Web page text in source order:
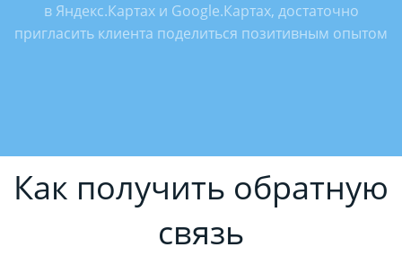
в Яндекс.Картах и Google.Картах, достаточно
пригласить клиента поделиться позитивным опытом
Как получить обратную
связь